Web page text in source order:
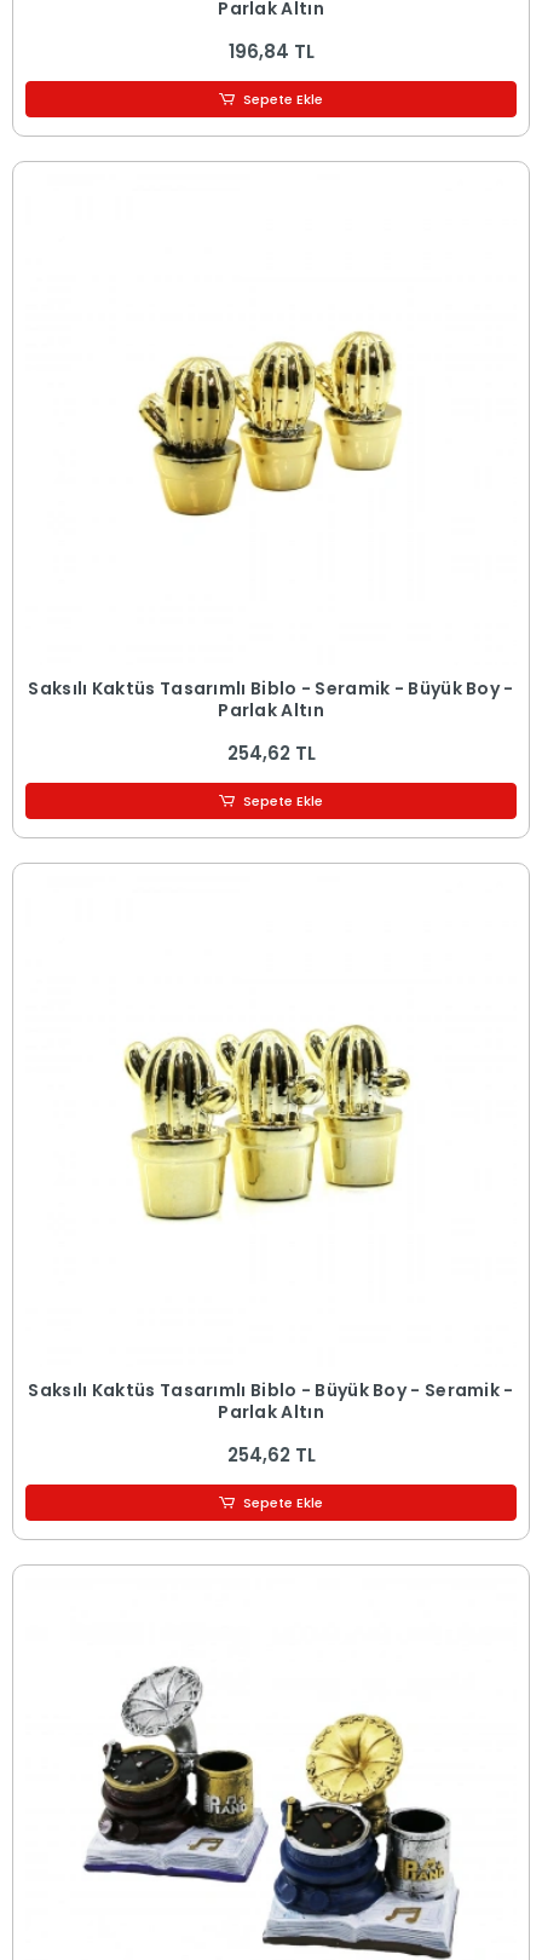
Parlak Altın
196,84 TL
Sepete Ekle
Saksılı Kaktüs Tasarımlı Biblo - Seramik - Büyük Boy -
Parlak Altın
254,62 TL
Sepete Ekle
Saksılı Kaktüs Tasarımlı Biblo - Büyük Boy - Seramik -
Parlak Altın
254,62 TL
Sepete Ekle